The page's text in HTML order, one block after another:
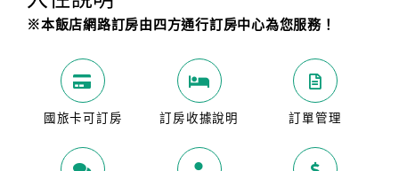
※本飯店網路訂房由四方通行訂房中心為您服務！
國旅卡可訂房 訂房收據說明 訂單管理